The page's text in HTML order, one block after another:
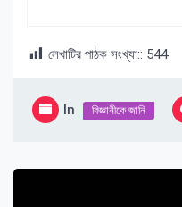
লেখাটির পাঠক সংখ্যা:: 544
In বিজ্ঞানীকে জানি
Post